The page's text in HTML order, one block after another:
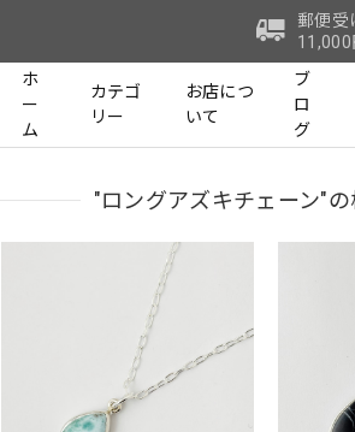
郵便受
ホ
ー
ム
カテゴ
リー
お店につ
いて
ブ
ロ
グ
"ロングアズキチェーン"